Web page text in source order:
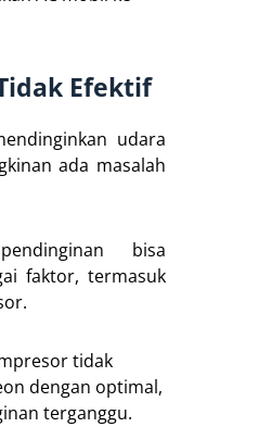
Efektif
udara
ada masalah
bisa
faktor, termasuk
tidak
dengan optimal,
terganggu.